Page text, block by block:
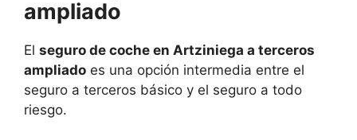
ampliado
El seguro de coche en Artziniega a terceros
ampliado es una opción intermedia entre el
seguro a terceros básico y el seguro a todo
riesgo.